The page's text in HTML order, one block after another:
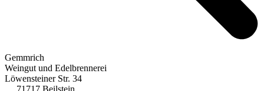
Gemmrich
Weingut und Edelbrennerei
Löwensteiner Str. 34
71717 Beilstein